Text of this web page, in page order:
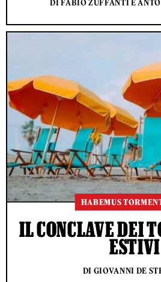
DI FABIO ZUFFANTI E
HABEMUS
IL CONCLAVE DEI
ESTIVI
DI GIOVANNI DE